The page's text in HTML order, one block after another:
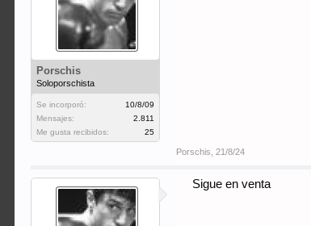
Porschis
Soloporschista
Se incorporó:
10/8/09
Mensajes:
2.811
Me gusta recibidos:
25
Porschis 21/8/24
Sigue en venta